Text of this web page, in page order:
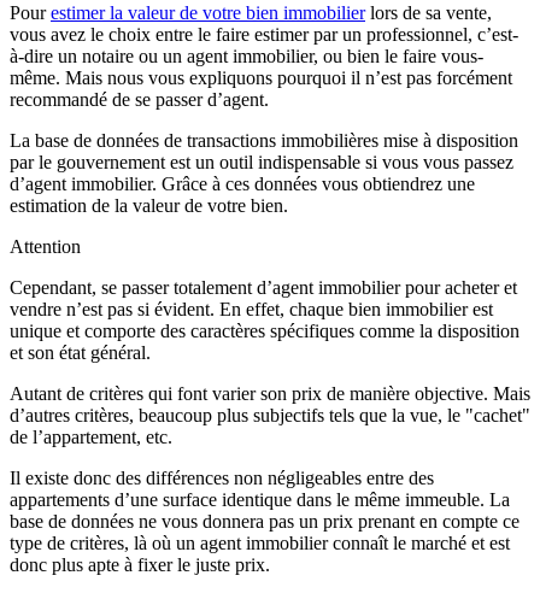
Pourestimer la valeur de votre bien immobilierlors de sa vente,
vous avez le choix entre le faire estimer par un professionnel, c’est-
à-dire un notaire ou un agent immobilier, ou bien le faire vous-
même. Mais nous vous expliquons pourquoi il n’est pas forcément
recommandé de se passer d’agent.
La base de données de transactions immobilières mise à disposition
par le gouvernement est un outil indispensable si vous vous passez
d’agent immobilier. Grâce à ces données vous obtiendrez une
estimation de la valeur de votre bien.
Attention
Cependant, se passer totalement d’agent immobilier pour acheter et
vendre n’est pas si évident. En effet, chaque bien immobilier est
unique et comporte des caractères spécifiques comme la disposition
et son état général.
Autant de critères qui font varier son prix de manière objective. Mais
d’autres critères, beaucoup plus subjectifs tels que la vue, le "cachet"
de l’appartement, etc.
Il existe donc des différences non négligeables entre des
appartements d’une surface identique dans le même immeuble. La
base de données ne vous donnera pas un prix prenant en compte ce
type de critères, là où un agent immobilier connaît le marché et est
donc plus apte à fixer le juste prix.